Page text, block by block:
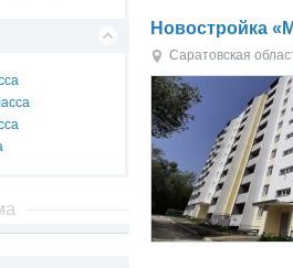
Новостройка
Саратовская